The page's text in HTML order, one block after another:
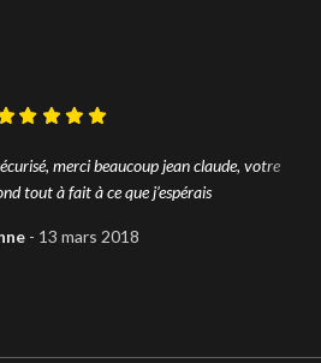
merci beaucoup jean claude, votre
tout à fait à ce que j’espérais
13 mars 2018